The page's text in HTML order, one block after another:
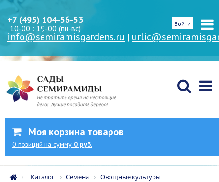
+7 (495) 104-56-53
10-00 : 19-00 (пн-вс)
info@semiramisgardens.ru |
Войти
Моя корзина товаров
0 позиций на сумму 0 руб.
Каталог Семена
Овощные культуры